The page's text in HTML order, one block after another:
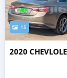
15
2020